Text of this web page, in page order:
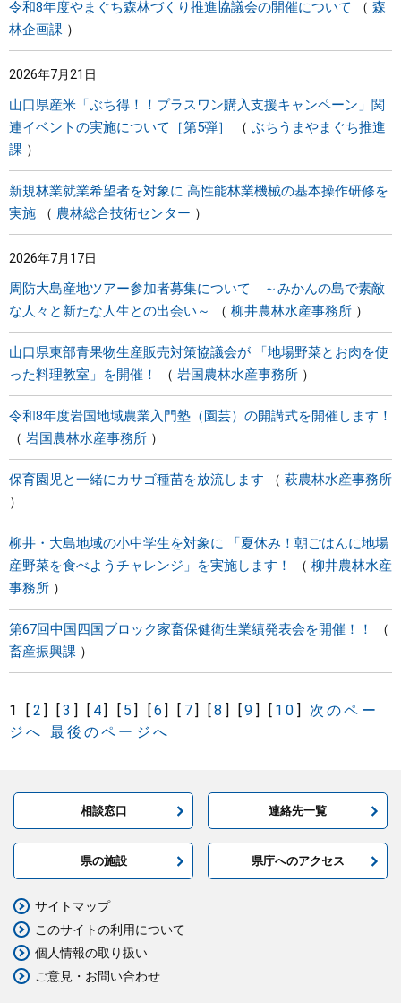
令和8年度やまぐち森林づくり推進協議会の開催について
森
林企画課
2026年7月21日
山口県産米「ぶち得！！プラスワン購入支援キャンペーン」関
連イベントの実施について［第5弾］
ぶちうまやまぐち推進
課
新規林業就業希望者を対象に 高性能林業機械の基本操作研修を
実施
農林総合技術センター
2026年7月17日
周防大島産地ツアー参加者募集について ～みかんの島で素敵
な人々と新たな人生との出会い～
柳井農林水産事務所
山口県東部青果物生産販売対策協議会が 「地場野菜とお肉を使
った料理教室」を開催！
岩国農林水産事務所
令和8年度岩国地域農業入門塾（園芸）の開講式を開催します！
岩国農林水産事務所
保育園児と一緒にカサゴ種苗を放流します 萩農林水産事務所
柳井・大島地域の小中学生を対象に 「夏休み！朝ごはんに地場
産野菜を食べようチャレンジ」を実施します！
柳井農林水産
事務所
第67回中国四国ブロック家畜保健衛生業績発表会を開催！！
畜産振興課
1 [ 2 ] [3 ] [ 4] [ 5] [6] [ 7] [8 ] [9 ] [ 10 ]
次のペー
ジへ 最後のページへ
相談窓口 連絡先一覧
県の施設 県庁へのアクセス
サイトマップ
このサイトの利用について
個人情報の取り扱い
ご意見・お問い合わせ